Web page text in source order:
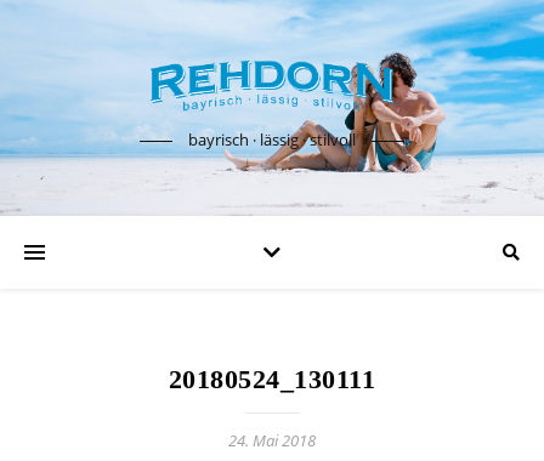
bayrisch · lässig · stilvoll
20180524_130111
24. Mai 2018